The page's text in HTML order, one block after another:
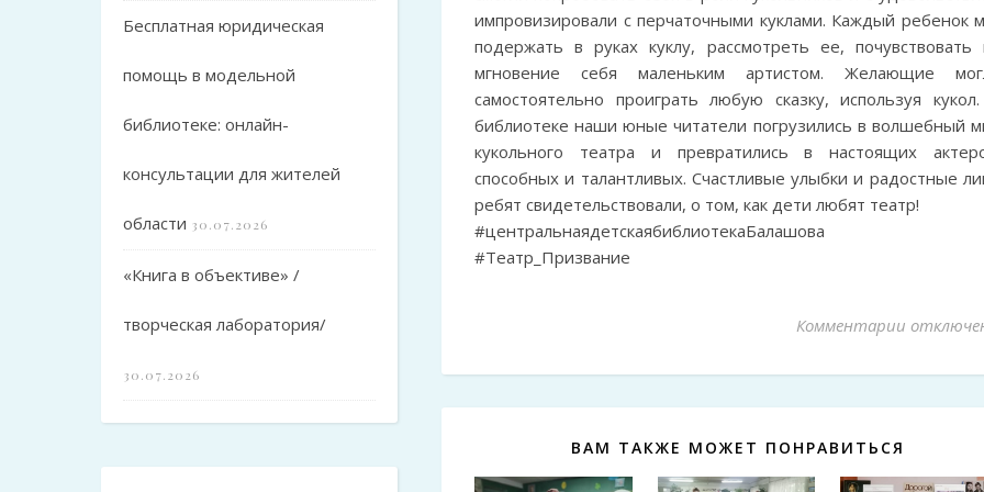
Бесплатная юридическая
помощь в модельной
библиотеке: онлайн-
консультации для жителей
области 30.07.2026
«Книга в объективе» /
творческая лаборатория/
30.07.2026
импровизировали с перчаточными куклами. Каждый ребенок
подержать в руках куклу, рассмотреть ее, почувствовать
мгновение себя маленьким артистом. Желающие
самостоятельно проиграть любую сказку, используя
библиотеке наши юные читатели погрузились в волшебный
кукольного театра и превратились в настоящих
способных и талантливых. Счастливые улыбки и радостные
ребят свидетельствовали, о том, как дети любят театр!
#центральнаядетскаябиблиотекаБалашова
#Театр_Призвание
Комментарии к
ВАМ ТАКЖЕ МОЖЕТ ПОНРАВИТЬСЯ